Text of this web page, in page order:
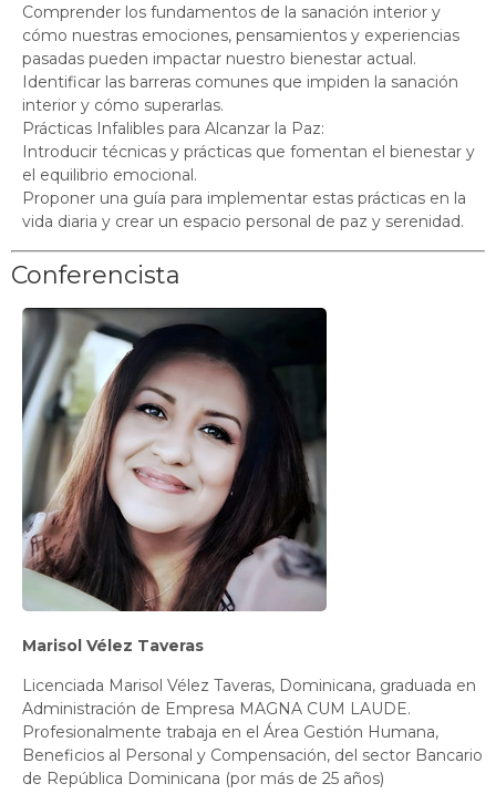
Comprender los fundamentos de la sanación interior y
cómo nuestras emociones, pensamientos y experiencias
pasadas pueden impactar nuestro bienestar actual.
Identificar las barreras comunes que impiden la sanación
interior y cómo superarlas.
Prácticas Infalibles para Alcanzar la Paz:
Introducir técnicas y prácticas que fomentan el bienestar y
el equilibrio emocional.
Proponer una guía para implementar estas prácticas en la
vida diaria y crear un espacio personal de paz y serenidad.
Conferencista
Marisol Vélez Taveras
Licenciada Marisol Vélez Taveras, Dominicana, graduada en
Administración de Empresa MAGNA CUM LAUDE.
Profesionalmente trabaja en el Área Gestión Humana,
Beneficios al Personal y Compensación, del sector Bancario
de República Dominicana (por más de 25 años)